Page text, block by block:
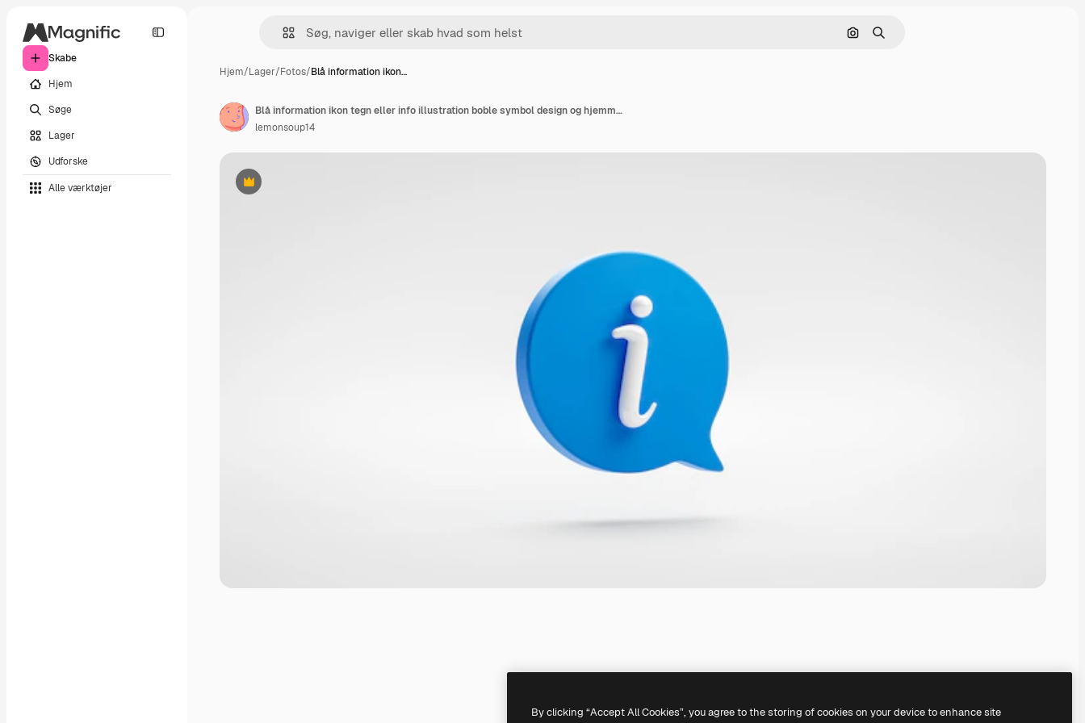
Skabe
Hjem
Søge
Lager
Udforske
Alle værktøjer
Søg efter billede
Søge
Hjem/Lager/Fotos/Blå information ikon…
Præmie
Blå information ikon tegn eller info illustration boble symbol design og hjemmeside internet knap isoleret på hvid baggrund med kommunikation business grafisk element. 3D-gengivelse.
lemonsoup14
By clicking “Accept All Cookies”, you agree to the storing of cookies on your device to enhance site